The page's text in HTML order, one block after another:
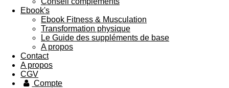
Ebook's
Ebook Fitness & Musculation
Transformation physique
Le Guide des suppléments de base
A propos
Contact
A propos
CGV
Compte